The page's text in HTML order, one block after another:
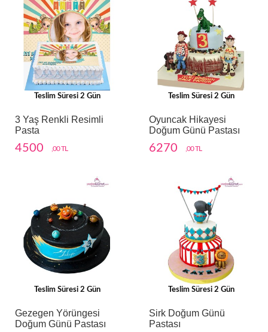
Teslim Süresi 2 Gün
3 Yaş Renkli Resimli
Pasta
4500 ,00 TL
Teslim Süresi 2 Gün
Oyuncak Hikayesi
Doğum Günü Pastası
6270 ,00 TL
Teslim Süresi 2 Gün
Gezegen Yörüngesi
Doğum Günü Pastası
Teslim Süresi 2 Gün
Sirk Doğum Günü
Pastası